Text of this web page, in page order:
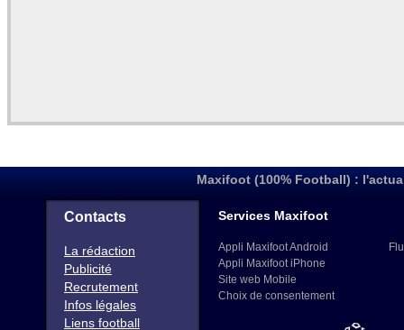
Maxifoot (100% Football) :
Contacts
La rédaction
Publicité
Recrutement
Infos légales
Liens football
Services Maxifoot
Appli Maxifoot Android
Appli Maxifoot iPhone
Site web Mobile
Choix de consentement